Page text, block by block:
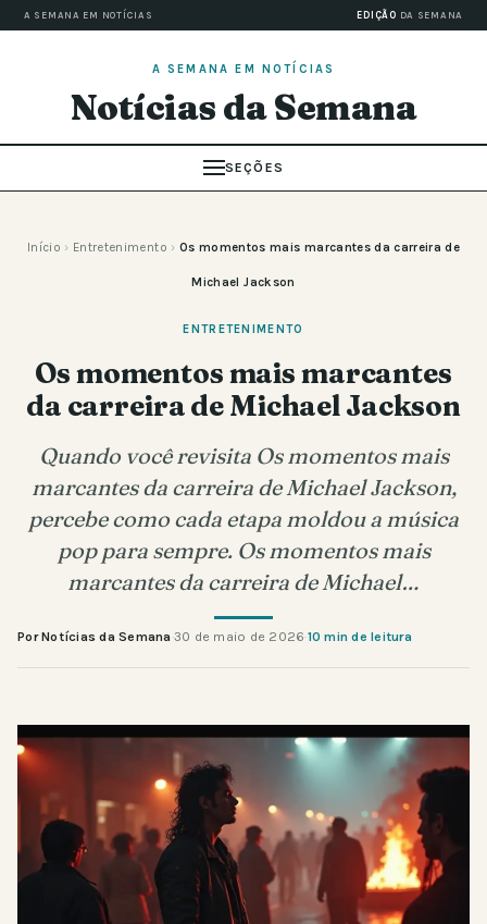
A SEMANA EM NOTÍCIAS EDIÇÃO DA SEMANA
A SEMANA EM NOTÍCIAS
Notícias da Semana
SEÇÕES
Início › Entretenimento › Os momentos mais marcantes da carreira de
Michael Jackson
ENTRETENIMENTO
Os momentos mais marcantes
da carreira de Michael Jackson
Quando você revisita Os momentos mais
marcantes da carreira de Michael Jackson,
percebe como cada etapa moldou a música
pop para sempre. Os momentos mais
marcantes da carreira de Michael…
Por Notícias da Semana·30 de maio de 2026·10 min de leitura